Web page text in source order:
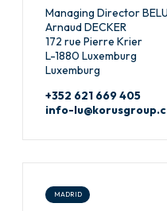
Managing Director
Arnaud DECKER
172 rue Pierre Krier
L-1880 Luxemburg
Luxemburg
+352 621 669 405
info-
MADRID